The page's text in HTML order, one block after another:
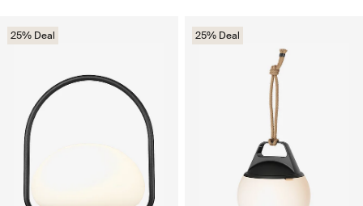
25% Deal 25% Deal